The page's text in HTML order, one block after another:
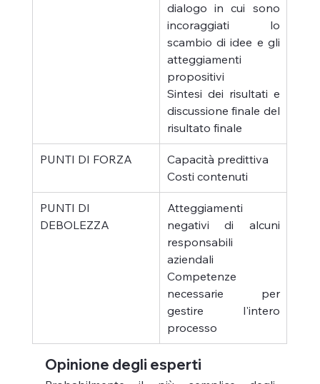
dialogo in cui sono
incoraggiati lo
scambio di idee e gli
atteggiamenti
propositivi
Sintesi dei risultati e
discussione finale del
risultato finale
PUNTI DI FORZA
Capacità predittiva
Costi contenuti
PUNTI DI
DEBOLEZZA
Atteggiamenti
negativi di alcuni
responsabili
aziendali
Competenze
necessarie per
gestire l'intero
processo
Opinione degli esperti